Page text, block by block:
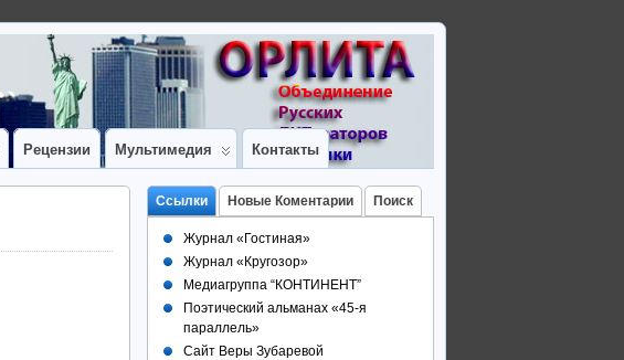
Рецензии Мультимедия Контакты
Ссылки Новые Коментарии Поиск
Журнал «Гостиная»
Журнал «Кругозор»
Медиагруппа “КОНТИНЕНТ”
Поэтический альманах «45-я
параллель»
Сайт Веры Зубаревой